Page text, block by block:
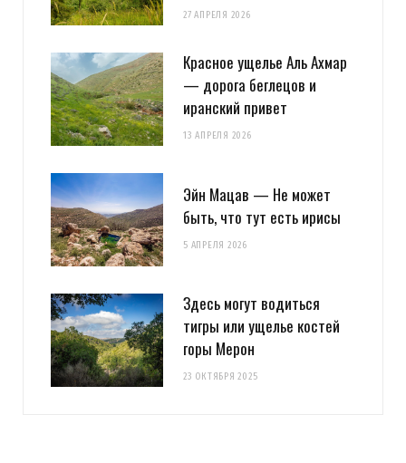
27 АПРЕЛЯ 2026
Красное ущелье Аль Ахмар
— дорога беглецов и
иранский привет
13 АПРЕЛЯ 2026
Эйн Мацав — Не может
быть, что тут есть ирисы
5 АПРЕЛЯ 2026
Здесь могут водиться
тигры или ущелье костей
горы Мерон
23 ОКТЯБРЯ 2025